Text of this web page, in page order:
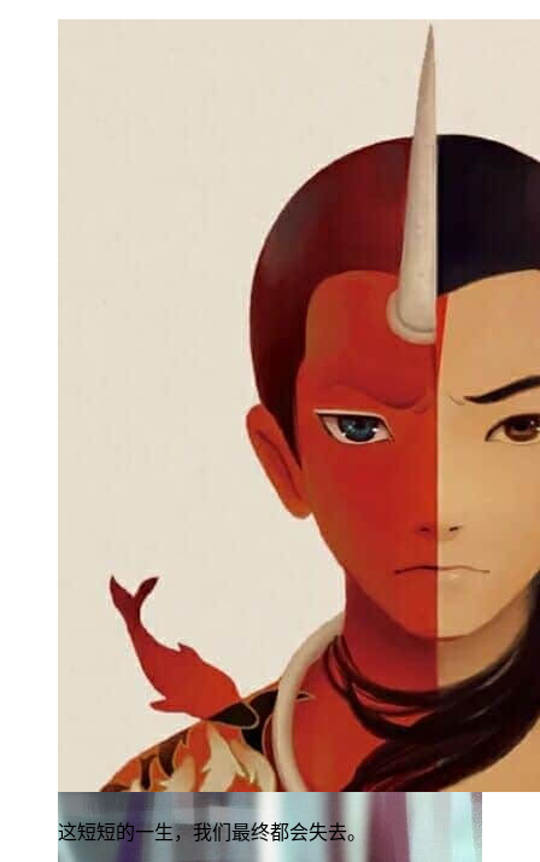
这短短的一生，我们最终都会失去。